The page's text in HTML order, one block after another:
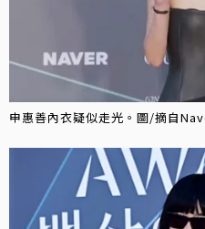
申惠善內衣疑似走光。圖/摘自